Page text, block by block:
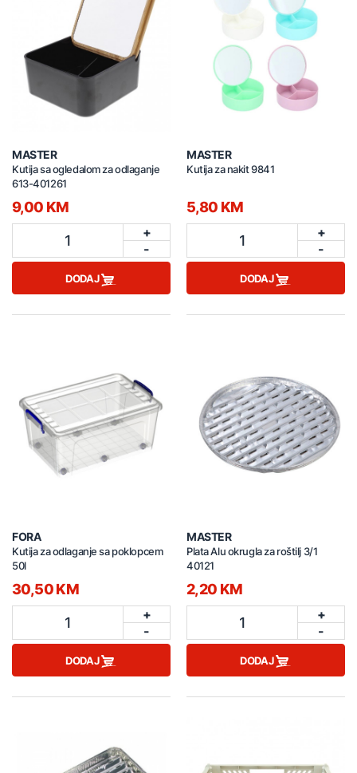
MASTER
Kutija sa ogledalom za odlaganje
613-401261
9,00 KM
1
+
-
DODAJ
MASTER
Kutija za nakit 9841
5,80 KM
1
+
-
DODAJ
FORA
Kutija za odlaganje sa poklopcem
50l
30,50 KM
1
+
-
DODAJ
MASTER
Plata Alu okrugla za roštilj 3/1
40121
2,20 KM
1
+
-
DODAJ